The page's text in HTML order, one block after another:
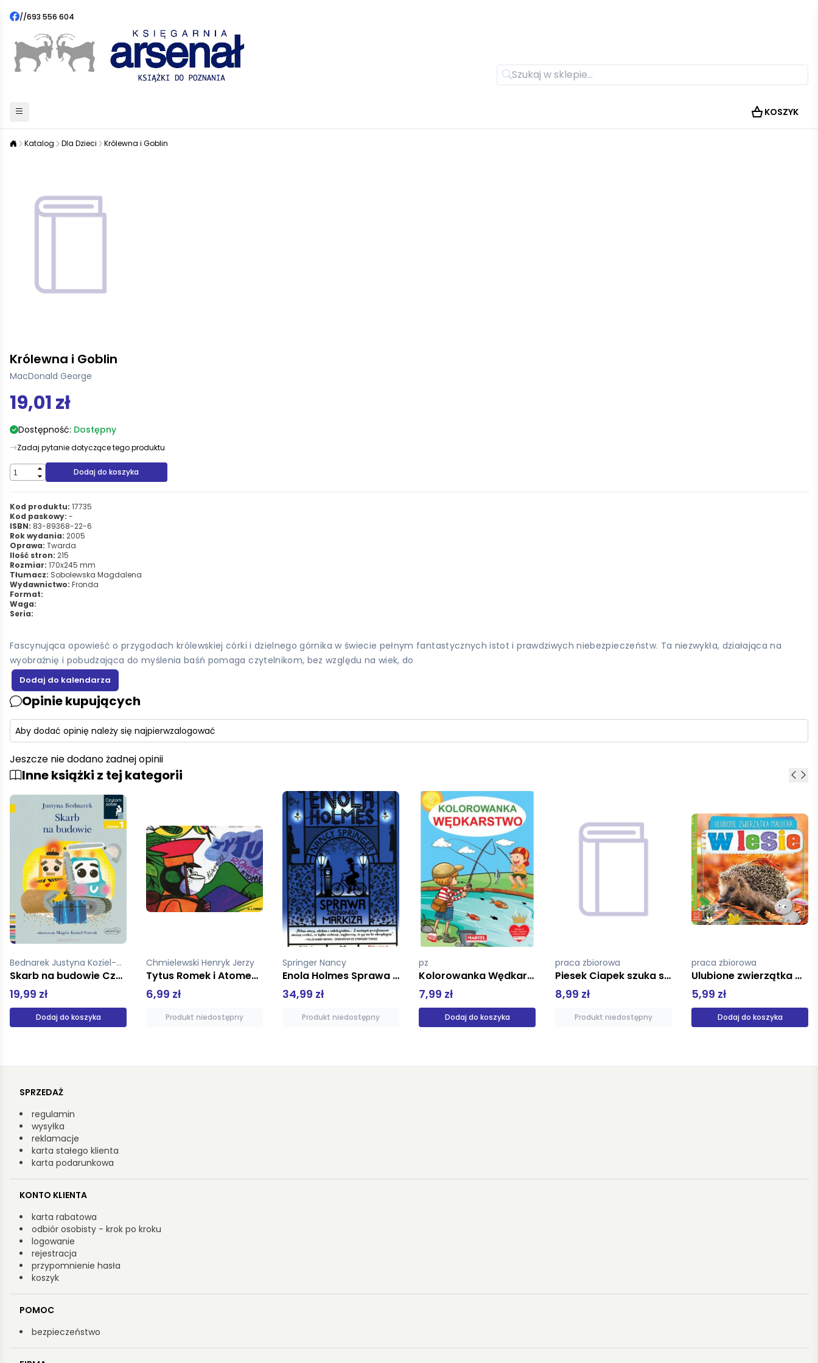
//693 556 604
KOSZYK
Katalog Dla Dzieci Królewna i Goblin
Królewna i Goblin
MacDonald George
19,01 zł
Dostępność: Dostępny
Zadaj pytanie dotyczące tego produktu
Dodaj do koszyka
Kod produktu: 17735
Kod paskowy: -
ISBN: 83-89368-22-6
Rok wydania: 2005
Oprawa: Twarda
Ilość stron: 215
Rozmiar: 170x245 mm
Tłumacz: Sobolewska Magdalena
Wydawnictwo: Fronda
Format:
Waga:
Seria:
Fascynująca opowieść o przygodach królewskiej córki i dzielnego górnika w świecie pełnym fantastycznych istot i prawdziwych niebezpieczeństw. Ta niezwykła, działająca na
wyobraźnię i pobudzająca do myślenia baśń pomaga czytelnikom, bez względu na wiek, do
Opinie kupujących
Aby dodać opinię należy się najpierwzalogować
Jeszcze nie dodano żadnej opinii
Inne książki z tej kategorii
Chmielewski Henryk Jerzy
Tytus Romek i Atomek 12 Operacja Bieszczady
6,99 zł
Produkt niedostępny
Springer Nancy
34,99 zł
Produkt niedostępny
pz
Kolorowanka Wędkarstwo
7,99 zł
Dodaj do koszyka
praca zbiorowa
Piesek Ciapek szuka smakołyka. Naciśnij, ja zapiszczę!
8,99 zł
Produkt niedostępny
praca zbiorowa
Ulubione zwierzątka malucha W lesie
5,99 zł
Dodaj do koszyka
Goscinny Rene
34,99 zł
Produkt niedostępny
SPRZEDAŻ
regulamin
wysyłka
reklamacje
karta stałego klienta
karta podarunkowa
KONTO KLIENTA
karta rabatowa
odbiór osobisty - krok po kroku
logowanie
rejestracja
przypomnienie hasła
koszyk
POMOC
bezpieczeństwo